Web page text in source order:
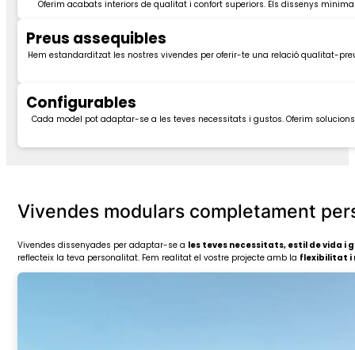
Oferim acabats interiors de qualitat i confort superiors. Els dissenys
Preus assequibles
Hem estandarditzat les nostres vivendes per oferir-te una relació qualitat-
Configurables
Cada model pot adaptar-se a les teves necessitats i gustos. Oferim
Vivendes modulars completament
Vivendes dissenyades per adaptar-se a les teves necessitats, estil de vida i
reflecteix la teva personalitat. Fem realitat el vostre projecte amb la flexibilitat i